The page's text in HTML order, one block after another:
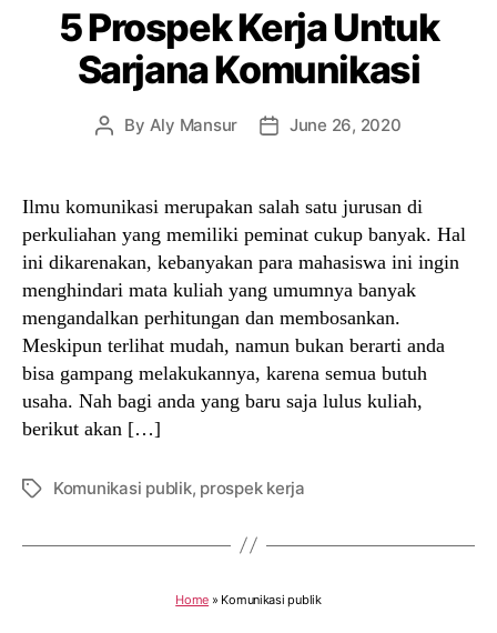
5 Prospek Kerja Untuk
Sarjana Komunikasi
Post
By Aly Mansur
PostJune 26, 2020
Ilmu komunikasi merupakan salah satu jurusan di
perkuliahan yang memiliki peminat cukup banyak. Hal
ini dikarenakan, kebanyakan para mahasiswa ini ingin
menghindari mata kuliah yang umumnya banyak
mengandalkan perhitungan dan membosankan.
Meskipun terlihat mudah, namun bukan berarti anda
bisa gampang melakukannya, karena semua butuh
usaha. Nah bagi anda yang baru saja lulus kuliah,
berikut akan […]
TagsKomunikasi publik, prospek kerja
Home » Komunikasi publik